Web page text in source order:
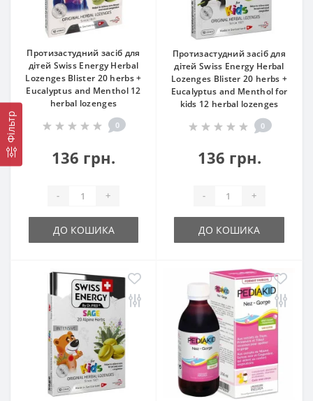
Фільтр
Протизастудний засіб для
дітей Swiss Energy Herbal
Lozenges Blister 20 herbs +
Eucalyptus and Menthol 12
herbal lozenges
0
136 грн.
- +
ДО КОШИКА
Протизастудний засіб для
дітей Swiss Energy Herbal
Lozenges Blister 20 herbs +
Eucalyptus and Menthol for
kids 12 herbal lozenges
0
136 грн.
- +
ДО КОШИКА